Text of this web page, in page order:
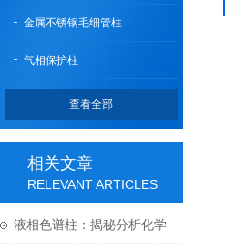
金属不锈钢毛细管柱
气相保护柱
查看全部
相关文章
RELEVANT ARTICLES
液相色谱柱：揭秘分析化学